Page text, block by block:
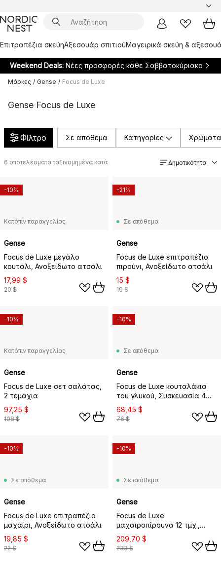
Επιτραπέζια σκεύηΑξεσουάρ σπιτιούΜαγειρικά σκεύη &
Weekend Deals: Νέες προσφορές κάθε Σαββατοκύριακο
Μάρκες / Gense / Focus de Luxe
Gense Focus de Luxe
Φίλτρο Σε απόθεμα Κατηγορίες Χρώματα
6 αποτελέσματα ταξινομημένα κατά Δημοτικότητα
Κατόπιν παραγγελίας
Gense
Focus de Luxe μεγάλο
κουτάλι, Ανοξείδωτο ατσάλι
17,99 $
20 $
-10%
Σε απόθεμα
Gense
Focus de Luxe επιτραπέζιο
πιρούνι, Ανοξείδωτο ατσάλι
15 $
19 $
-21%
Κατόπιν παραγγελίας
Gense
Focus de Luxe σετ σαλάτας,
2 τεμάχια
97,25 $
108 $
-10%
Σε απόθεμα
Gense
Focus de Luxe κουταλάκια
του γλυκού, Συσκευασία 4
τεμαχίων
68,45 $
76 $
-10%
Σε απόθεμα
Gense
Focus de Luxe επιτραπέζιο
μαχαίρι, Ανοξείδωτο ατσάλι
19,85 $
22 $
-10%
Σε απόθεμα
Gense
Focus de Luxe
μαχαιροπίρουνα 12 τμχ.,
ανοξείδωτο ατσάλι
209,70 $
233 $
-10%